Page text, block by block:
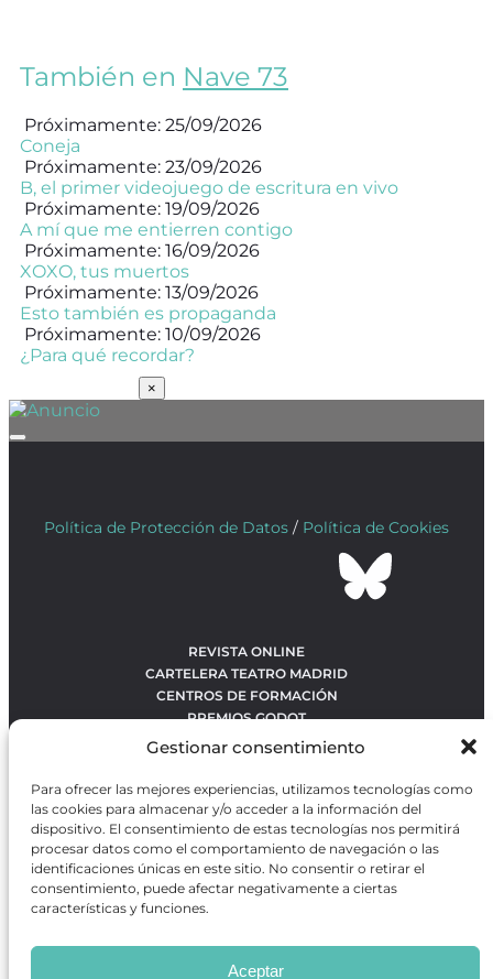
Gestionar consentimiento
Para ofrecer las mejores experiencias, utilizamos tecnologías como
las cookies para almacenar y/o acceder a la información del
dispositivo. El consentimiento de estas tecnologías nos permitirá
procesar datos como el comportamiento de navegación o las
identificaciones únicas en este sitio. No consentir o retirar el
consentimiento, puede afectar negativamente a ciertas
características y funciones.
Aceptar
También en Nave 73
Próximamente: 25/09/2026
Coneja
Próximamente: 23/09/2026
B, el primer videojuego de escritura en vivo
Próximamente: 19/09/2026
A mí que me entierren contigo
Próximamente: 16/09/2026
XOXO, tus muertos
Próximamente: 13/09/2026
Esto también es propaganda
Próximamente: 10/09/2026
¿Para qué recordar?
×
Política de Protección de Datos / Política de Cookies
REVISTA ONLINE
CARTELERA TEATRO MADRID
CENTROS DE FORMACIÓN
PREMIOS GODOT
CONTACTO
OBRAS MÁS VOTADAS
RANKING MEJORES OBRAS
BÚSQUEDA AVANZADA DE OBRAS
en información sobre artes escénicas de Madrid, gratuita y